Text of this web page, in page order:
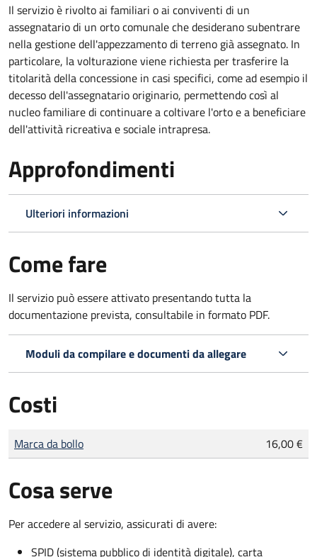
Il servizio è rivolto ai familiari o ai conviventi di un
assegnatario di un orto comunale che desiderano subentrare
nella gestione dell'appezzamento di terreno già assegnato. In
particolare, la volturazione viene richiesta per trasferire la
titolarità della concessione in casi specifici, come ad esempio il
decesso dell'assegnatario originario, permettendo così al
nucleo familiare di continuare a coltivare l'orto e a beneficiare
dell'attività ricreativa e sociale intrapresa.
Approfondimenti
Ulteriori informazioni
Come fare
Il servizio può essere attivato presentando tutta la
documentazione prevista, consultabile in formato PDF.
Moduli da compilare e documenti da allegare
Costi
Tipo di pagamento
Importo
Marca da bollo 16,00 €
Cosa serve
Per accedere al servizio, assicurati di avere:
SPID (sistema pubblico di identità digitale), carta